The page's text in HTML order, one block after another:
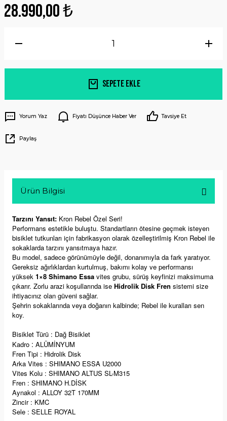
28.990,00 ₺
Sepete Ekle
Yorum Yaz Fiyatı Düşünce Haber Ver Tavsiye Et
Paylaş
Ürün Bilgisi
Tarzını Yansıt: Kron Rebel Özel Seri!
Performans estetikle buluştu. Standartların ötesine geçmek isteyen
bisiklet tutkunları için fabrikasyon olarak özelleştirilmiş Kron Rebel ile
sokaklarda tarzını yansıtmaya hazır.
Bu model, sadece görünümüyle değil, donanımıyla da fark yaratıyor.
Gereksiz ağırlıklardan kurtulmuş, bakımı kolay ve performansı
yüksek 1×8 Shimano Essa vites grubu, sürüş keyfinizi maksimuma
çıkarır. Zorlu arazi koşullarında ise Hidrolik Disk Fren sistemi size
ihtiyacınız olan güveni sağlar.
Şehrin sokaklarında veya doğanın kalbinde; Rebel ile kuralları sen
koy.
Bisiklet Türü : Dağ Bisiklet
Kadro : ALÜMİNYUM
Fren Tipi : Hidrolik Disk
Arka Vites : SHIMANO ESSA U2000
Vites Kolu : SHIMANO ALTUS SL-M315
Fren : SHIMANO H.DİSK
Aynakol : ALLOY 32T 170MM
Zincir : KMC
Sele : SELLE ROYAL